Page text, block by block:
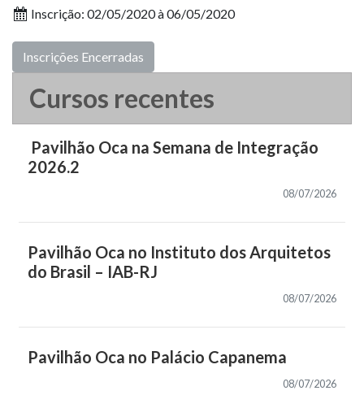
Inscrição: 02/05/2020 à 06/05/2020
Inscrições Encerradas
Cursos recentes
Pavilhão Oca na Semana de Integração
2026.2
08/07/2026
Pavilhão Oca no Instituto dos Arquitetos
do Brasil – IAB-RJ
08/07/2026
Pavilhão Oca no Palácio Capanema
08/07/2026